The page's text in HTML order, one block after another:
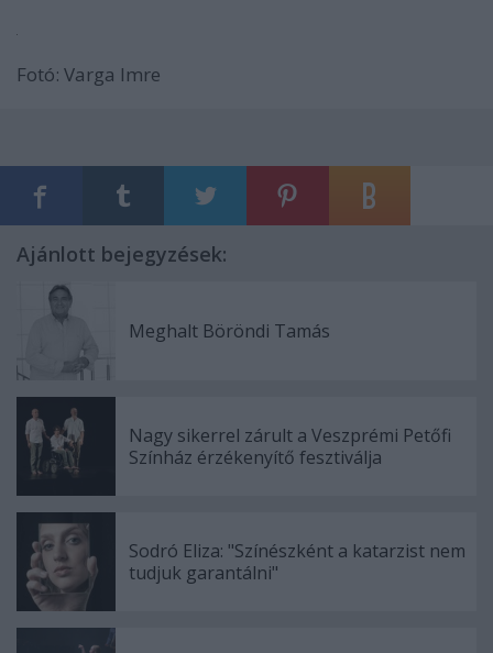
Fotó: Varga Imre
Ajánlott bejegyzések:
Meghalt Böröndi Tamás
Nagy sikerrel zárult a Veszprémi Petőfi
Színház érzékenyítő fesztiválja
Sodró Eliza: "Színészként a katarzist nem
tudjuk garantálni"